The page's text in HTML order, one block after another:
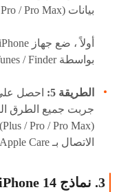
بيانات iPhone 14 (Plus / Pro / Pro Max).
بواسطة iTunes / Finder .
الطريقة 5:
الاتصال بـ Apple Care.